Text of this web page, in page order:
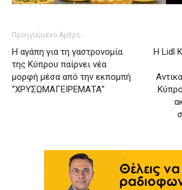
Προηγούμενο Άρθρο
Η αγάπη για τη γαστρονομία
της Κύπρου παίρνει νέα
μορφή μέσα από την εκπομπή
“ΧΡΥΣΩΜΑΓΕΙΡΕΜΑΤΑ”
Η Lidl